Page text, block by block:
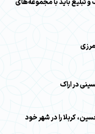
تبلیغ باید با مجموعه‌های
در اراک
کربلا را در شهر خود